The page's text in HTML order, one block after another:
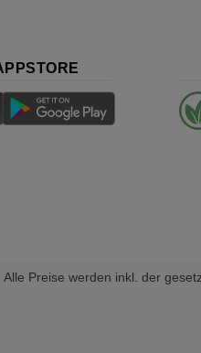
Alle Preise werden inkl. der